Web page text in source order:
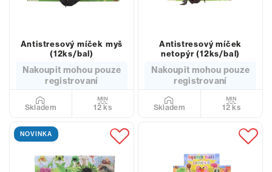
Antistresový míček myš
(12ks/bal)
Nakoupit mohou pouze
registrovaní
Skladem 12 ks
Antistresový míček
netopýr (12ks/bal)
Nakoupit mohou pouze
registrovaní
Skladem 12 ks
NOVINKA